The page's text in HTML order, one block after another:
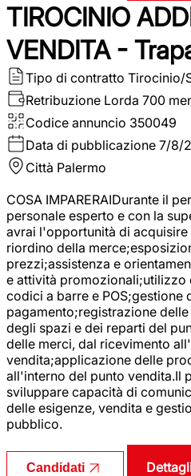
TIROCINIO
VENDITA -
Tipo di contratto Tirocinio/
Retribuzione Lorda 700
Codice annuncio 350049
Data di pubblicazione 7/8/
Città Palermo
COSA IMPARERAIDurante il
personale esperto e con la
avrai l'opportunità di
riordino della
prezzi;assistenza e
e attività promozionali;utilizzo
codici a barre e POS;gestione
pagamento;registrazione
degli spazi e dei reparti del
delle merci, dal ricevimento
vendita;applicazione delle
all'interno del punto vendita.Il
sviluppare capacità di
delle esigenze, vendita e
pubblico.
Candidati